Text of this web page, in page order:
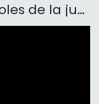
2.16 ¿Cuáles son los roles de la junta directiva?